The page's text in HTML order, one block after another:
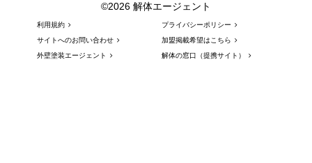
©2026 解体エージェント
利用規約
プライバシーポリシー
サイトへのお問い合わせ
加盟掲載希望はこちら
外壁塗装エージェント
解体の窓口（提携サイト）